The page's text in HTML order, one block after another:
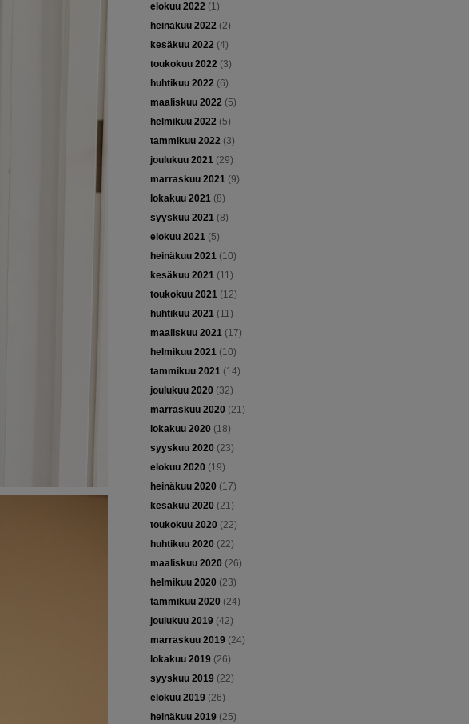
elokuu 2022(1)
heinäkuu 2022(2)
kesäkuu 2022(4)
toukokuu 2022(3)
huhtikuu 2022(6)
maaliskuu 2022(5)
helmikuu 2022(5)
tammikuu 2022(3)
joulukuu 2021(29)
marraskuu 2021(9)
lokakuu 2021(8)
syyskuu 2021(8)
elokuu 2021(5)
heinäkuu 2021(10)
kesäkuu 2021(11)
toukokuu 2021(12)
huhtikuu 2021(11)
maaliskuu 2021(17)
helmikuu 2021(10)
tammikuu 2021(14)
joulukuu 2020 (32)
marraskuu 2020 (21)
lokakuu 2020 (18)
syyskuu 2020 (23)
elokuu 2020 (19)
heinäkuu 2020 (17)
kesäkuu 2020 (21)
toukokuu 2020 (22)
huhtikuu 2020 (22)
maaliskuu 2020 (26)
helmikuu 2020 (23)
tammikuu 2020 (24)
joulukuu 2019(42)
marraskuu 2019(24)
lokakuu 2019(26)
syyskuu 2019(22)
elokuu 2019(26)
heinäkuu 2019(25)